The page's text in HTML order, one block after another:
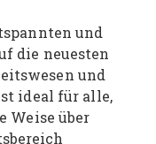
und
die neuesten
und
ideal für alle,
Weise über